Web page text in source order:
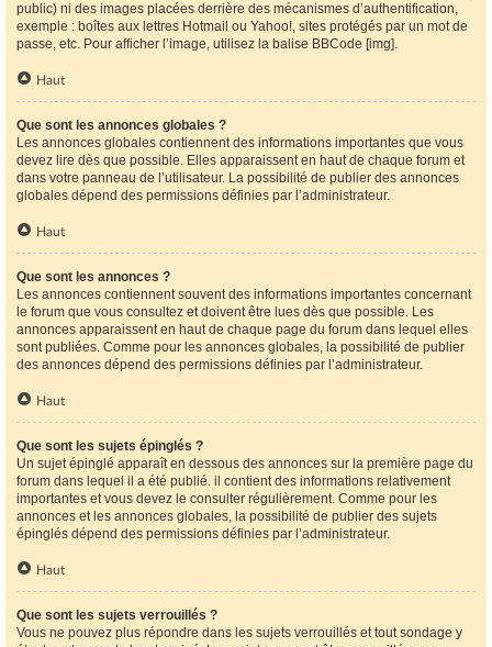
public) ni des images placées derrière des mécanismes d’authentification,
exemple : boîtes aux lettres Hotmail ou Yahoo!, sites protégés par un mot de
passe, etc. Pour afficher l’image, utilisez la balise BBCode [img].
Haut
Que sont les annonces globales ?
Les annonces globales contiennent des informations importantes que vous
devez lire dès que possible. Elles apparaissent en haut de chaque forum et
dans votre panneau de l’utilisateur. La possibilité de publier des annonces
globales dépend des permissions définies par l’administrateur.
Haut
Que sont les annonces ?
Les annonces contiennent souvent des informations importantes concernant
le forum que vous consultez et doivent être lues dès que possible. Les
annonces apparaissent en haut de chaque page du forum dans lequel elles
sont publiées. Comme pour les annonces globales, la possibilité de publier
des annonces dépend des permissions définies par l’administrateur.
Haut
Que sont les sujets épinglés ?
Un sujet épinglé apparaît en dessous des annonces sur la première page du
forum dans lequel il a été publié. il contient des informations relativement
importantes et vous devez le consulter régulièrement. Comme pour les
annonces et les annonces globales, la possibilité de publier des sujets
épinglés dépend des permissions définies par l’administrateur.
Haut
Que sont les sujets verrouillés ?
Vous ne pouvez plus répondre dans les sujets verrouillés et tout sondage y